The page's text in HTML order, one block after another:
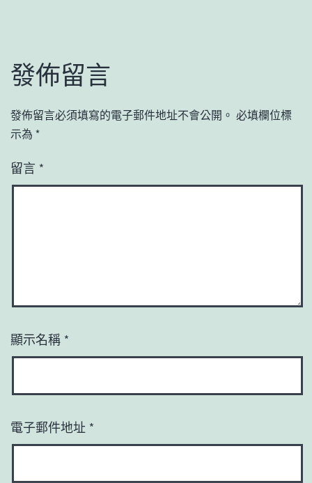
發佈留言
發佈留言必須填寫的電子郵件地址不會公開。 必填欄位標
示為 *
留言 *
顯示名稱 *
電子郵件地址 *